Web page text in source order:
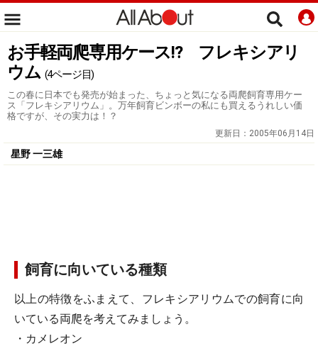
お手軽両爬専用ケース!? フレキシアリ
ウム (4ページ目)
この春に日本でも発売が始まった、ちょっと気になる両爬飼育専用ケー
ス「フレキシアリウム」。万年飼育ビンボーの私にも買えるうれしい価
格ですが、その実力は！？
更新日： 2005年06月14日
星野 一三雄
飼育に向いている種類
以上の特徴をふまえて、フレキシアリウムでの飼育に向
いている両爬を考えてみましょう。
・カメレオン